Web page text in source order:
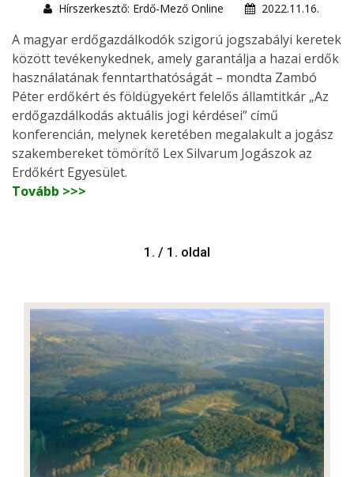
Hírszerkesztő: Erdő-Mező Online
2022.11.16.
A magyar erdőgazdálkodók szigorú jogszabályi keretek
között tevékenykednek, amely garantálja a hazai erdők
használatának fenntarthatóságát – mondta Zambó
Péter erdőkért és földügyekért felelős államtitkár „Az
erdőgazdálkodás aktuális jogi kérdései” című
konferencián, melynek keretében megalakult a jogász
szakembereket tömörítő Lex Silvarum Jogászok az
Erdőkért Egyesület.
Tovább >>>
1. / 1. oldal